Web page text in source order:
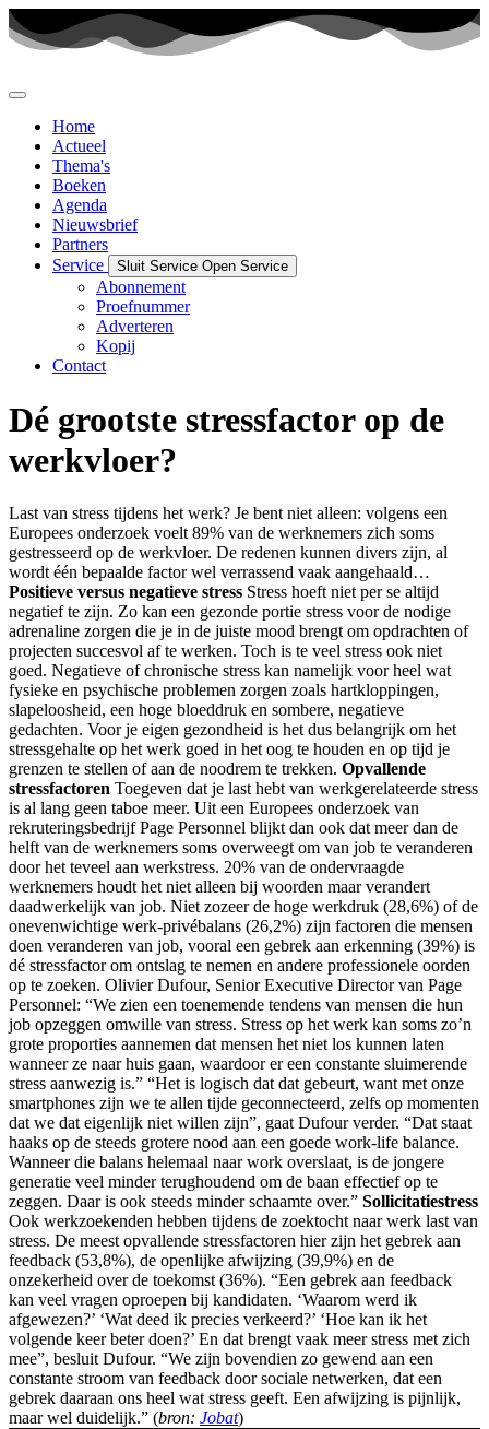
Ga
naar
Home
Actueel
Thema's
Boeken
Agenda
Nieuwsbrief
Partners
Service
Sluit Service Open Service
Abonnement
Proefnummer
Adverteren
Kopij
Contact
Dé grootste stressfactor op de
werkvloer?
Last van stress tijdens het werk? Je bent niet alleen: volgens een
Europees onderzoek voelt 89% van de werknemers zich soms
gestresseerd op de werkvloer. De redenen kunnen divers zijn, al
wordt één bepaalde factor wel verrassend vaak aangehaald…
Positieve versus negatieve stress Stress hoeft niet per se altijd
negatief te zijn. Zo kan een gezonde portie stress voor de nodige
adrenaline zorgen die je in de juiste mood brengt om opdrachten of
projecten succesvol af te werken. Toch is te veel stress ook niet
goed. Negatieve of chronische stress kan namelijk voor heel wat
fysieke en psychische problemen zorgen zoals hartkloppingen,
slapeloosheid, een hoge bloeddruk en sombere, negatieve
gedachten. Voor je eigen gezondheid is het dus belangrijk om het
stressgehalte op het werk goed in het oog te houden en op tijd je
grenzen te stellen of aan de noodrem te trekken. Opvallende
stressfactoren Toegeven dat je last hebt van werkgerelateerde stress
is al lang geen taboe meer. Uit een Europees onderzoek van
rekruteringsbedrijf Page Personnel blijkt dan ook dat meer dan de
helft van de werknemers soms overweegt om van job te veranderen
door het teveel aan werkstress. 20% van de ondervraagde
werknemers houdt het niet alleen bij woorden maar verandert
daadwerkelijk van job. Niet zozeer de hoge werkdruk (28,6%) of de
onevenwichtige werk-privébalans (26,2%) zijn factoren die mensen
doen veranderen van job, vooral een gebrek aan erkenning (39%) is
dé stressfactor om ontslag te nemen en andere professionele oorden
op te zoeken. Olivier Dufour, Senior Executive Director van Page
Personnel: “We zien een toenemende tendens van mensen die hun
job opzeggen omwille van stress. Stress op het werk kan soms zo’n
grote proporties aannemen dat mensen het niet los kunnen laten
wanneer ze naar huis gaan, waardoor er een constante sluimerende
stress aanwezig is.” “Het is logisch dat dat gebeurt, want met onze
smartphones zijn we te allen tijde geconnecteerd, zelfs op momenten
dat we dat eigenlijk niet willen zijn”, gaat Dufour verder. “Dat staat
haaks op de steeds grotere nood aan een goede work-life balance.
Wanneer die balans helemaal naar work overslaat, is de jongere
generatie veel minder terughoudend om de baan effectief op te
zeggen. Daar is ook steeds minder schaamte over.” Sollicitatiestress
Ook werkzoekenden hebben tijdens de zoektocht naar werk last van
stress. De meest opvallende stressfactoren hier zijn het gebrek aan
feedback (53,8%), de openlijke afwijzing (39,9%) en de
onzekerheid over de toekomst (36%). “Een gebrek aan feedback
kan veel vragen oproepen bij kandidaten. ‘Waarom werd ik
afgewezen?’ ‘Wat deed ik precies verkeerd?’ ‘Hoe kan ik het
volgende keer beter doen?’ En dat brengt vaak meer stress met zich
mee”, besluit Dufour. “We zijn bovendien zo gewend aan een
constante stroom van feedback door sociale netwerken, dat een
gebrek daaraan ons heel wat stress geeft. Een afwijzing is pijnlijk,
maar wel duidelijk.” (bron: Jobat)